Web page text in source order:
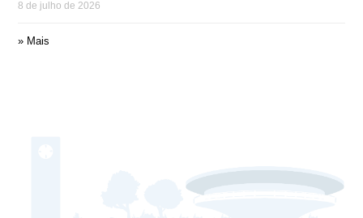
8 de julho de 2026
» Mais